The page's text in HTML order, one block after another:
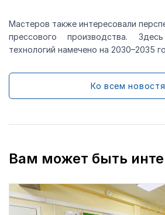
Мастеров также интересовали
прессового производства.
технологий намечено на 2030–2035
Ко всем
Вам может быть